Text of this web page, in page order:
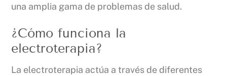
una amplia gama de problemas de salud.
¿Cómo funciona la
electroterapia?
La electroterapia actúa a través de diferentes